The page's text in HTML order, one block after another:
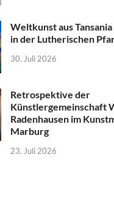
Weltkunst aus Tansania
in der Lutherischen
30. Juli 2026
Retrospektive der
Künstlergemeinschaft
Radenhausen im
Marburg
23. Juli 2026